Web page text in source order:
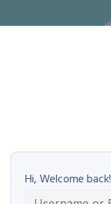
Hi, Welcome back!